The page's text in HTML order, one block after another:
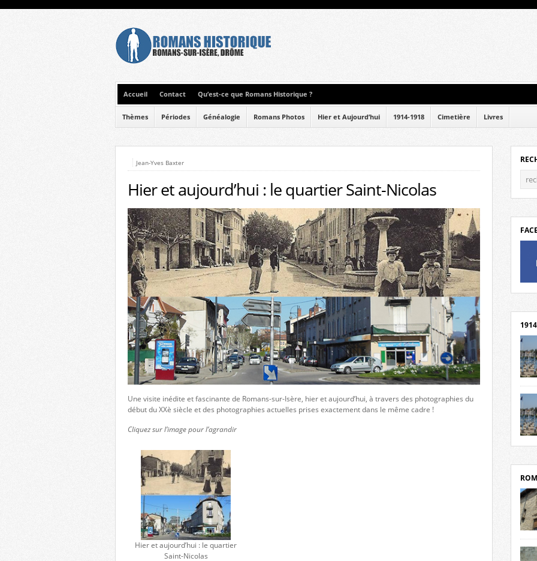
Accueil Contact Qu’est-ce que Romans Historique ?
Thèmes Périodes Généalogie Romans Photos Hier et Aujourd’hui 1914-1918 Cimetière Livres
Jean-Yves Baxter
Hier et aujourd’hui : le quartier Saint-Nicolas
Une visite inédite et fascinante de Romans-sur-Isère, hier et aujourd’hui, à travers des photographies du
début du XXè siècle et des photographies actuelles prises exactement dans le même cadre !
Cliquez sur l’image pour l’agrandir
Hier et aujourd’hui : le quartier
Saint-Nicolas
par